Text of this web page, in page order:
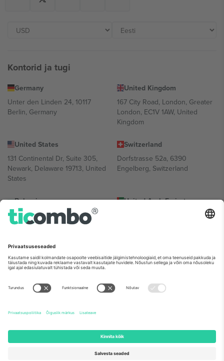
Kontorid ja tugi
Germany
Unter den Linden 24, 10117
Berlin, Germany
United Kingdom
167 City Road, London, Greater
London, EC1V 1AW, United
Kingdom
United States
131 Continental Dr, Suite 305,
Newark, Delaware 19713, United
States
Switzerland
Dorfstrasse 52a, 6390
Engelberg, Switzerland
Bulgaria
Regus Sofia City West, bul
Totleben 53-55, 1606 Sofia,
United Arab Emirates
UAE Dubai Silicon Oasis, DDP
Mexico
Av Chapultepec 360, Roma
Norte, Cuauhtémoc, 06700
Ciudad de México, CDMX,
sündmusest ja/või domeenist. Detailide jaoks vaata konkreetse
sündmuse lehte, impressumit ja tingimusi.,
2026 Ticombo. Kõik õigused kaitstud.